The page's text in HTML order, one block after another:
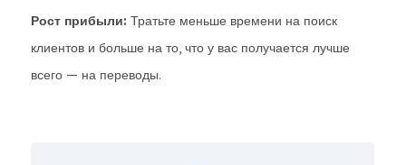
Рост прибыли: Тратьте меньше времени на поиск
клиентов и больше на то, что у вас получается лучше
всего — на переводы.